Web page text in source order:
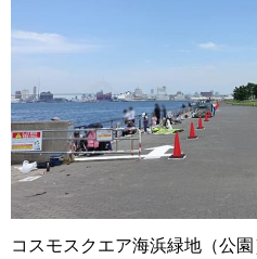
コスモスクエア海浜緑地（公